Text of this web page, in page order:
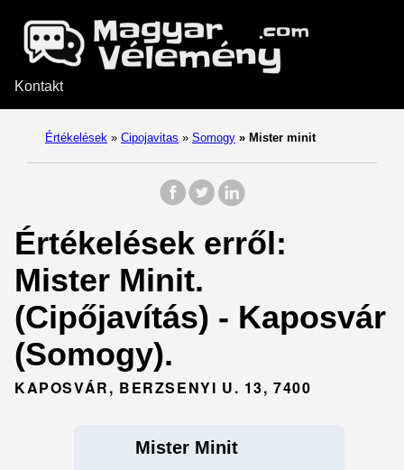
Kontakt
Értékelések » Cipojavitas » Somogy » Mister minit
Értékelések erről:
Mister Minit.
(Cipőjavítás) - Kaposvár
(Somogy).
KAPOSVÁR, BERZSENYI U. 13, 7400
Mister Minit